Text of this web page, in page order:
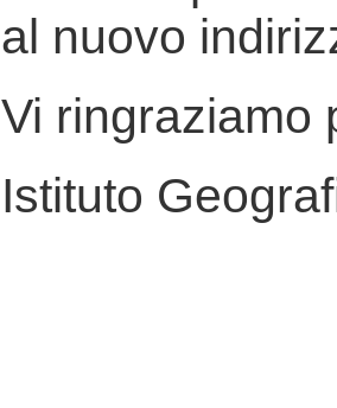
al nuovo
Vi ringraziamo
Istituto